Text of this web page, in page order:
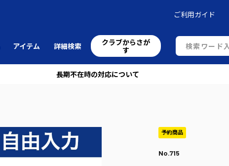
アイテム 詳細検索
クラブからさが
す
ご利用ガイド
長期不在時の対応について
No.715